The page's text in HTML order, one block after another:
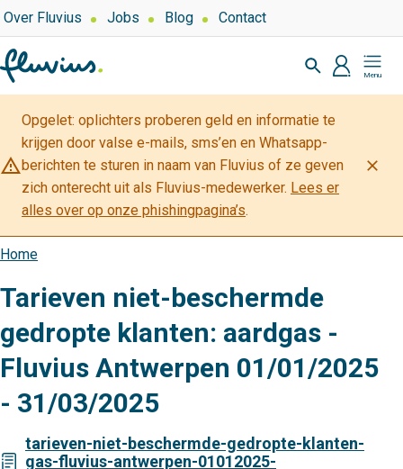
Overslaan
en
naar
de
inhoud
gaan
Top
navigation
Over Fluvius Jobs Blog Contact
Zoeken
profiel
Mijn
Fluvius
warning_amber
Opgelet: oplichters proberen geld en informatie te
krijgen door valse e-mails, sms’en en Whatsapp-
berichten te sturen in naam van Fluvius of ze geven
zich onterecht uit als Fluvius-medewerker. Lees er
alles over op onze phishingpagina’s.
close
Kruimelpad
Home
Tarieven niet-beschermde
gedropte klanten: aardgas -
Fluvius Antwerpen 01/01/2025
- 31/03/2025
tarieven-niet-beschermde-gedropte-klanten-
gas-fluvius-antwerpen-01012025-